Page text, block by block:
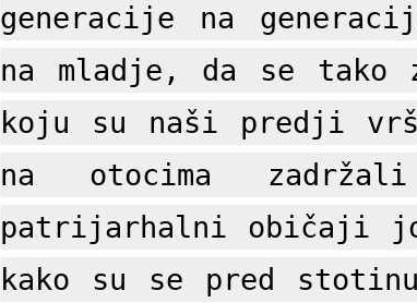
generacije na
na mladje, da se tako
koju su naši predji
na otocima
patrijarhalni običaji
kako su se pred